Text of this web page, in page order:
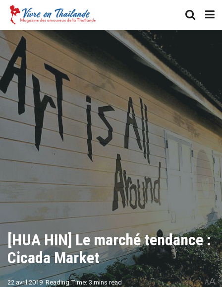
[HUA HIN] Le marché tendance :
Cicada Market
22 avril 2019 Reading Time: 3 mins read AA